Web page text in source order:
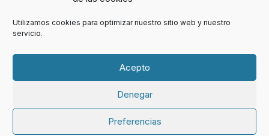
Utilizamos cookies para optimizar nuestro sitio web y nuestro
servicio.
Acepto
Denegar
Preferencias
Sábados: 9:00 - 13:30
© 2024 Herbolario Entreplantas. Todos los derechos reservados.